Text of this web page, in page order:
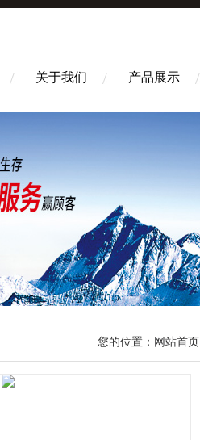
关于我们 产品展示
您的位置： 网站首页